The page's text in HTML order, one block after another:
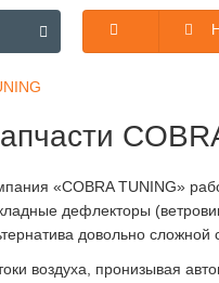
«COBRA TUNING»
дефлекторы
довольно
воздуха, пронизывая